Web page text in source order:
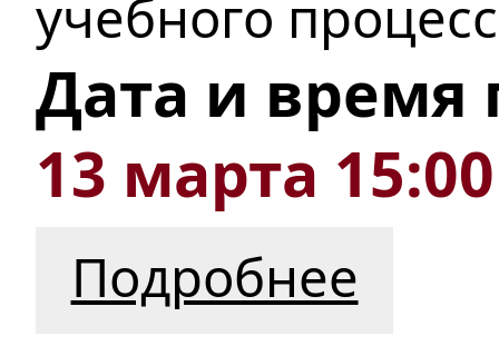
учебного
Дата и время
13 марта
Подробнее